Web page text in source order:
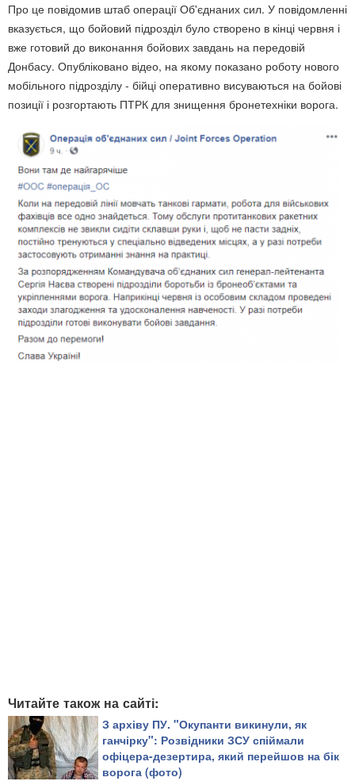
Про це повідомив штаб операції Об'єднаних сил. У повідомленні
вказується, що бойовий підрозділ було створено в кінці червня і
вже готовий до виконання бойових завдань на передовій
Донбасу. Опубліковано відео, на якому показано роботу нового
мобільного підрозділу - бійці оперативно висуваються на бойові
позиції і розгортають ПТРК для знищення бронетехніки ворога.
Читайте також на сайті:
З архіву ПУ. "Окупанти викинули, як
ганчірку": Розвідники ЗСУ спіймали
офіцера-дезертира, який перейшов на бік
ворога (фото)